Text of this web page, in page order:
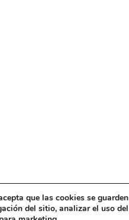
que las cookies se
del sitio, analizar el uso